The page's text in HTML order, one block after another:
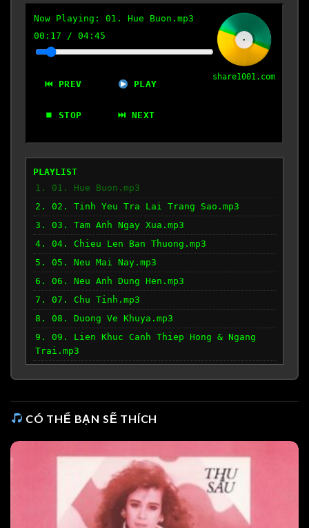
Now Playing: 01. Hue Buon.mp3
00:18 / 04:45
⏮ PREV PLAY
⏹ STOP ⏭ NEXT
share1001.com
PLAYLIST
1. 01. Hue Buon.mp3
2. 02. Tinh Yeu Tra Lai Trang Sao.mp3
3. 03. Tam Anh Ngay Xua.mp3
4. 04. Chieu Len Ban Thuong.mp3
5. 05. Neu Mai Nay.mp3
6. 06. Neu Anh Dung Hen.mp3
7. 07. Chu Tinh.mp3
8. 08. Duong Ve Khuya.mp3
9. 09. Lien Khuc Canh Thiep Hong & Ngang
Trai.mp3
CÓ THỂ BẠN SẼ THÍCH